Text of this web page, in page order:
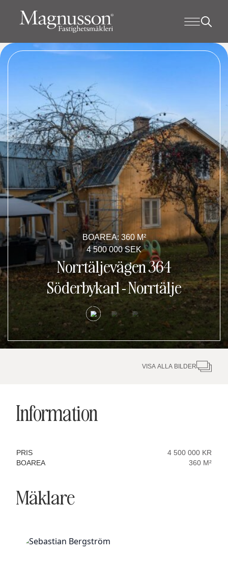
BOAREA: 360 M²
4 500 000 SEK
Norrtäljevägen 364
Söderbykarl-Norrtälje
VISA ALLA BILDER
Information
PRIS
4 500 000 KR
BOAREA
360 M²
Mäklare